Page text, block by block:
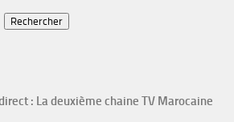
Rechercher
: La deuxième chaine TV Marocaine